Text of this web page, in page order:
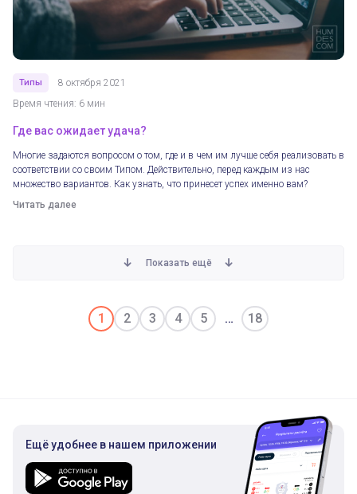
Типы
8 октября 2021
Время чтения: 6 мин
Где вас ожидает удача?
Многие задаются вопросом о том, где и в чем им лучше себя реализовать в
соответствии со своим Типом. Действительно, перед каждым из нас
множество вариантов. Как узнать, что принесет успех именно вам?
Читать далее
Показать ещё
1 2 3 4 5 18
Ещё удобнее в нашем приложении